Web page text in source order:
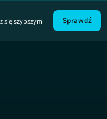
się szybszym
Sprawdź